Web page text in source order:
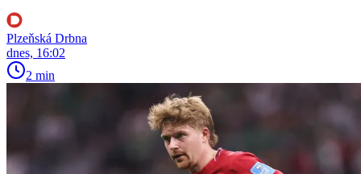
Plzeňská Drbna
dnes, 16:02
2 min